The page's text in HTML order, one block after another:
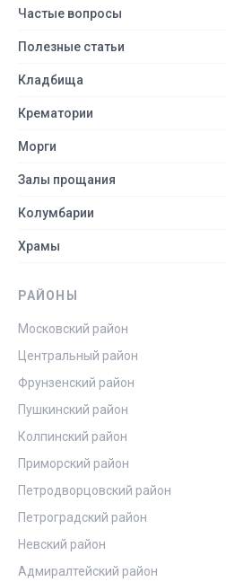
Частые вопросы
Полезные статьи
Кладбища
Крематории
Морги
Залы прощания
Колумбарии
Храмы
РАЙОНЫ
Московский район
Центральный район
Фрунзенский район
Пушкинский район
Колпинский район
Приморский район
Петродворцовский район
Петроградский район
Невский район
Адмиралтейский район